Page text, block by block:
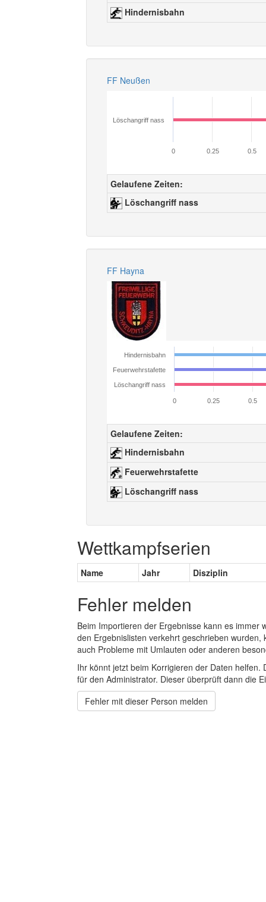
Hindernisbahn
FF Neußen
Löschangriff nass
0 0.25 0.5
Gelaufene Zeiten:
Löschangriff nass
FF Hayna
Hindernisbahn
Feuerwehrstafette
Löschangriff nass
0 0.25 0.5
Gelaufene Zeiten:
Hindernisbahn
Feuerwehrstafette
Löschangriff nass
Wettkampfserien
Name Jahr Disziplin
Fehler melden
Beim Importieren der Ergebnisse kann es
den Ergebnislisten verkehrt geschrieben
auch Probleme mit Umlauten oder anderen
Ihr könnt jetzt beim Korrigieren der Daten
für den Administrator. Dieser überprüft dann die
Fehler mit dieser Person melden